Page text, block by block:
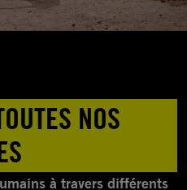
NOS
à travers différents